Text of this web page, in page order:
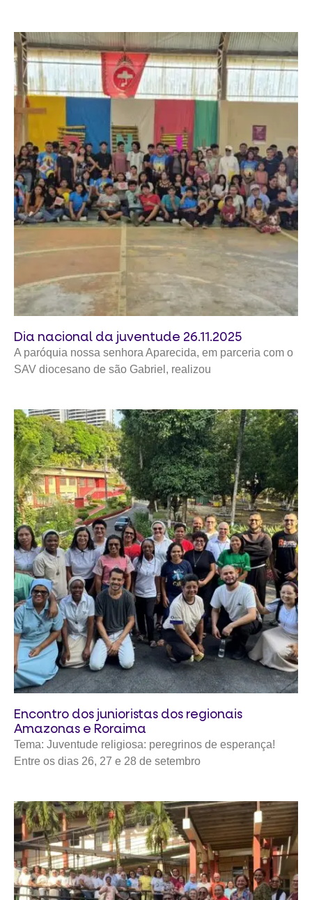
Dia nacional da juventude 26.11.2025
A paróquia nossa senhora Aparecida, em parceria com o
SAV diocesano de são Gabriel, realizou
Encontro dos junioristas dos regionais
Amazonas e Roraima
Tema: Juventude religiosa: peregrinos de esperança!
Entre os dias 26, 27 e 28 de setembro